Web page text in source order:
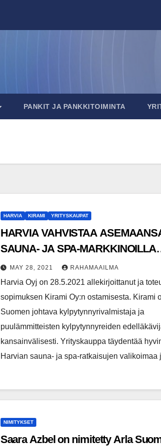
PANKIT JA PANKKITOIMINTA
HARVIA KIRAMI YRITYSKAUPAT
HARVIA VAHVISTAA
SAUNA- JA SPA-MARKKINOILLA
OSTAMALLA
KYLPYTYNNYRIVALMISTAJA
MAY 28, 2021 RAHAMAAILMA
Harvia Oyj on 28.5.2021 allekirjoittanut ja
sopimuksen Kirami Oy:n ostamisesta. Kirami
Suomen johtava kylpytynnyrivalmistaja ja
puulämmitteisten kylpytynnyreiden
kansainvälisesti. Yrityskauppa täydentää
Harvian sauna- ja spa-ratkaisujen
NIMITYKSET
Saara Azbel on nimitetty Arla